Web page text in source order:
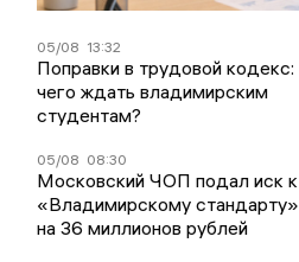
05/08 13:32
Поправки в трудовой кодекс:
чего ждать владимирским
студентам?
05/08 08:30
Московский ЧОП подал иск к
«Владимирскому стандарту»
на 36 миллионов рублей